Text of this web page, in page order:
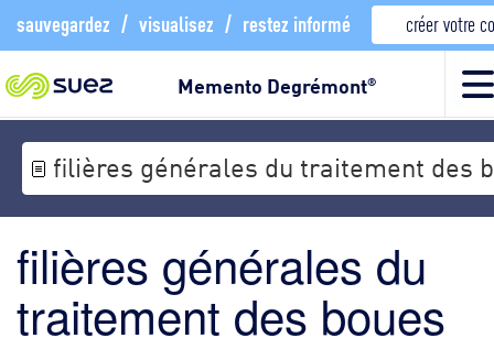
sauvegardez / visualisez / restez informé créer votre
Memento Degrémont®
filières générales du traitement des
filières générales du
traitement des boues